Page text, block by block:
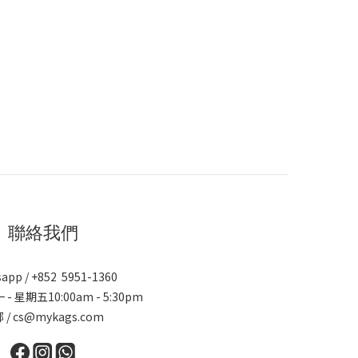
聯絡我們
/ +852 5951-1360
- 星期五10:00am - 5:30pm
/ cs@mykags.com